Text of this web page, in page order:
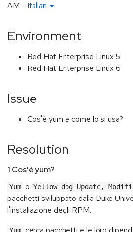
AM - Italian
Environment
Red Hat Enterprise Linux 5
Red Hat Enterprise Linux 6
Issue
Cos'è yum e come lo si usa?
Resolution
1.Cos'è yum?
Yum o Yellow dog Update,
pacchetti sviluppato dalla Duke
l'installazione degli RPM.
Yum cerca pacchetti e le loro